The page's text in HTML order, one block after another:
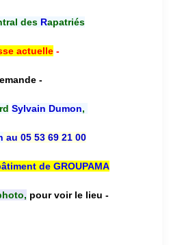
desRapatriés
actuelle-
-
Sylvain Dumon,
au 05 53 69 21 00
de GROUPAMA
pour voir le lieu -